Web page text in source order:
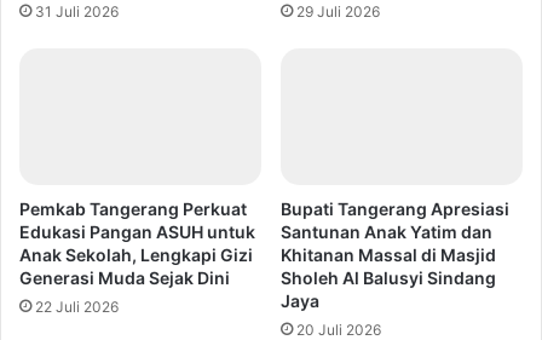
31 Juli 2026 29 Juli 2026
Pemkab Tangerang Perkuat
Edukasi Pangan ASUH untuk
Anak Sekolah, Lengkapi Gizi
Generasi Muda Sejak Dini
22 Juli 2026
Bupati Tangerang Apresiasi
Santunan Anak Yatim dan
Khitanan Massal di Masjid
Sholeh Al Balusyi Sindang
Jaya
20 Juli 2026